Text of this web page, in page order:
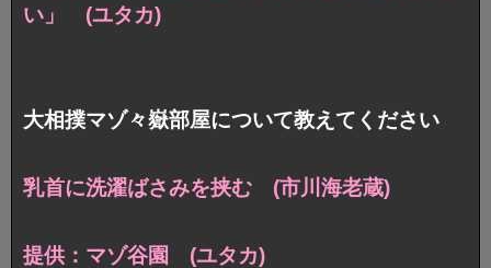
い」 (ユタカ)
大相撲マゾ々嶽部屋について教えてください
乳首に洗濯ばさみを挟む (市川海老蔵)
提供：マゾ谷園 (ユタカ)